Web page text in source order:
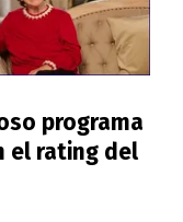
programa
el rating del